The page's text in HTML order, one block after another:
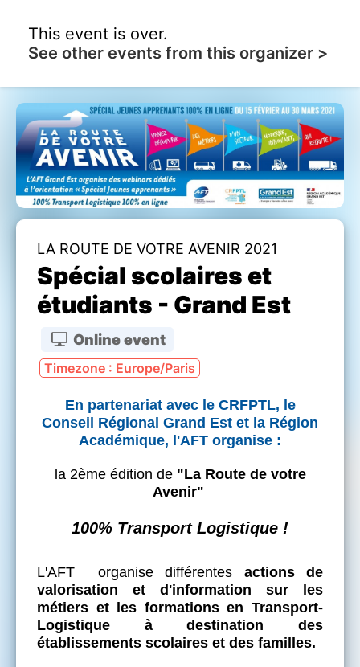
This event is over.
See other events from this organizer >
LA ROUTE DE VOTRE AVENIR 2021
Spécial scolaires et
étudiants - Grand Est
Online event
Timezone : Europe/Paris
En partenariat avec le CRFPTL, le
Conseil Régional Grand Est et la Région
Académique, l'AFT organise :
la 2ème édition de "La Route de votre
Avenir"
100% Transport Logistique !​​​​​​​
L'AFT organise différentes actions de
valorisation et d'information sur les
métiers et les formations en Transport-
Logistique à destination des
établissements scolaires et des familles.